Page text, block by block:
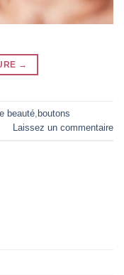
→
beauté boutons
Laissez un commentaire